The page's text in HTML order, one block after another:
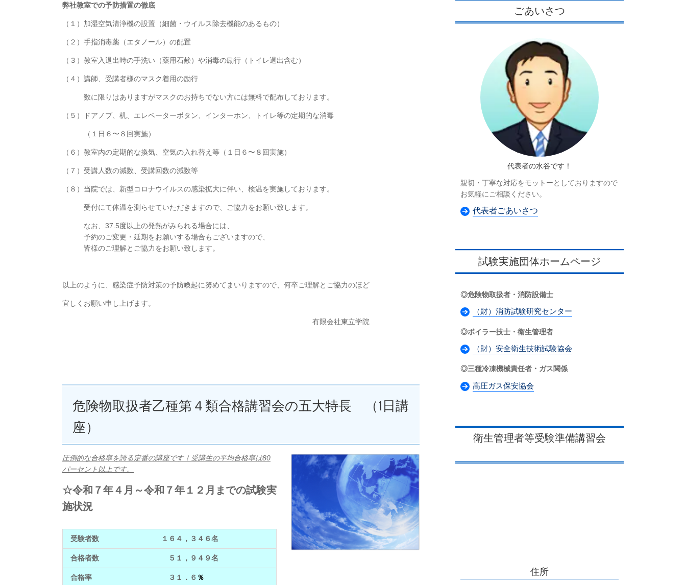
弊社教室での予防措置の徹底
（１）加湿空気清浄機の設置（細菌・ウイルス除去機能のあるもの）
（２）手指消毒薬（エタノール）の配置
（３）教室入退出時の手洗い（薬用石鹸）や消毒の励行（トイレ退出含む）
（４）講師、受講者様のマスク着用の励行
数に限りはありますがマスクのお持ちでない方には無料で配布しております。
（５）ドアノブ、机、エレベーターボタン、インターホン、トイレ等の定期的な消毒
（１日６〜８回実施）
（６）教室内の定期的な換気、空気の入れ替え等（１日６〜８回実施）
（７）受講人数の減数、受講回数の減数等
（８）当院では、新型コロナウイルスの感染拡大に伴い、検温を実施しております。
受付にて体温を測らせていただきますので、ご協力をお願い致します。
なお、37.5度以上の発熱がみられる場合には、
予約のご変更・延期をお願いする場合もございますので、
皆様のご理解とご協力をお願い致します。
以上のように、感染症予防対策の予防喚起に努めてまいりますので、何卒ご理解とご協力のほど
宜しくお願い申し上げます。
有限会社東立学院
危険物取扱者乙種第４類合格講習会の五大特長 （1日講
座）
圧倒的な合格率を誇る定番の講座です！受講生の平均合格率は80
パーセント以上です。
☆令和７年４月～令和７年１２月までの試験実
施状況
受験者数 １６４，３４６名
合格者数 ５１，９４９名
合格率 ３１．６ ％
ごあいさつ
代表者の水谷です！
親切・丁寧な対応をモットーとしておりますので
お気軽にご相談ください。
代表者ごあいさつ
試験実施団体ホームページ
◎危険物取扱者・消防設備士
（財）消防試験研究センター
◎ボイラー技士・衛生管理者
（財）安全衛生技術試験協会
◎三種冷凍機械責任者・ガス関係
高圧ガス保安協会
衛生管理者等受験準備講習会
住所